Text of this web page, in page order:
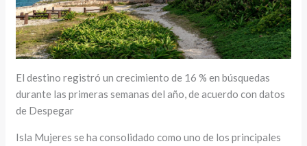
El destino registró un crecimiento de 16 % en búsquedas
durante las primeras semanas del año, de acuerdo con datos
de Despegar
Isla Mujeres se ha consolidado como uno de los principales